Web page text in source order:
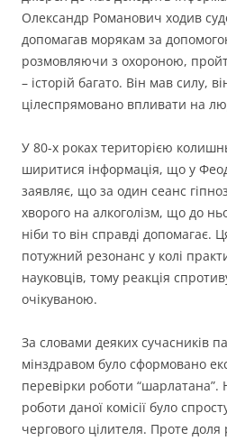
Олександр Романович ходив
допомагав морякам за
розмовляючи з охороною,
– історій багато. Він мав силу,
цілеспрямовано впливати на
У 80-х роках територією
ширитися інформація, що у
заявляє, що за один сеанс
хворого на алкоголізм, що до
ніби то він справді допомагає.
потужний резонанс у колі
науковців, тому реакція
очікуваною.
За словами деяких сучасників
мінздравом було сформовано
перевірки роботи
роботи даної комісії було
чергового цілителя. Проте